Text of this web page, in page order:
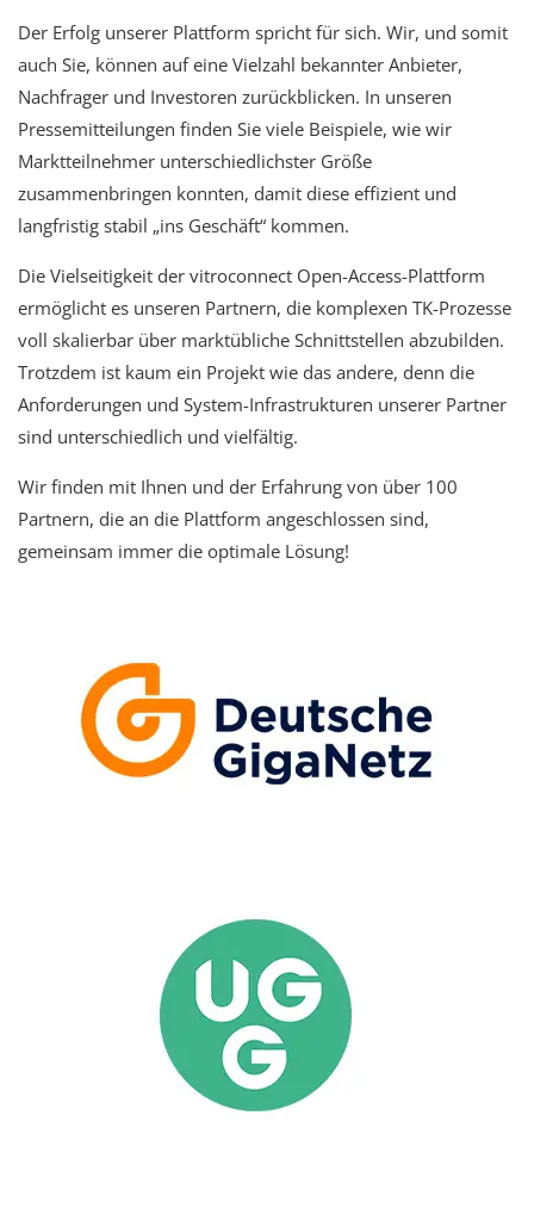
Der Erfolg unserer Plattform spricht für sich. Wir, und somit
auch Sie, können auf eine Vielzahl bekannter Anbieter,
Nachfrager und Investoren zurückblicken. In unseren
Pressemitteilungen finden Sie viele Beispiele, wie wir
Marktteilnehmer unterschiedlichster Größe
zusammenbringen konnten, damit diese effizient und
langfristig stabil „ins Geschäft“ kommen.
Die Vielseitigkeit der vitroconnect Open-Access-Plattform
ermöglicht es unseren Partnern, die komplexen TK-Prozesse
voll skalierbar über marktübliche Schnittstellen abzubilden.
Trotzdem ist kaum ein Projekt wie das andere, denn die
Anforderungen und System-Infrastrukturen unserer Partner
sind unterschiedlich und vielfältig.
Wir finden mit Ihnen und der Erfahrung von über 100
Partnern, die an die Plattform angeschlossen sind,
gemeinsam immer die optimale Lösung!